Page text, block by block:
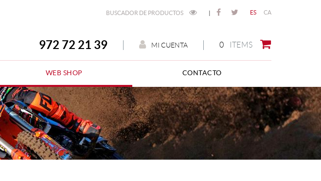
ES CA
BUSCADOR DE PRODUCTOS |
0 ITEMS
MI CUENTA
972 72 21 39
WEB SHOP CONTACTO